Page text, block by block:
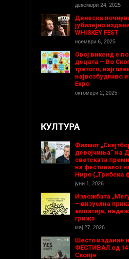
декември 24, 2025
Денеска
јубилејно
WHISKEY FEST
ноември 6, 2025
Овој викенд е
децата – Во
третото,
највозбудливо
Expo
октомври 2, 2025
КУЛТУРА
Филмот
девојчиња“ на
светската
на фестивалот
Ниро („Трибека
јуни 1, 2026
Изложбата
– визуелна
емпатија,
грижа
мај 27, 2026
Шесто издание
ФЕСТИВАЛ од 14
Скопје